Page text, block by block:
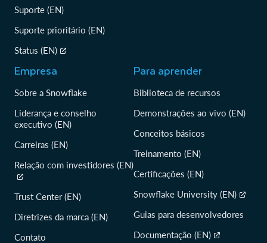
Suporte (EN)
Suporte prioritário (EN)
Status (EN)
Empresa
Sobre a Snowflake
Liderança e conselho
executivo (EN)
Carreiras (EN)
Relação com investidores (EN)
Trust Center (EN)
Diretrizes da marca (EN)
Contato
Para aprender
Biblioteca de recursos
Demonstrações ao vivo (EN)
Conceitos básicos
Treinamento (EN)
Certificações (EN)
Snowflake University (EN)
Guias para desenvolvedores
Documentação (EN)